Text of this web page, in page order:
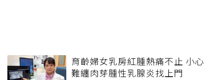
育齡婦女乳房紅腫熱痛不止 小心
難纏肉芽腫性乳腺炎找上門